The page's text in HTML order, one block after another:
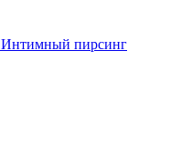
Интимный пирсинг